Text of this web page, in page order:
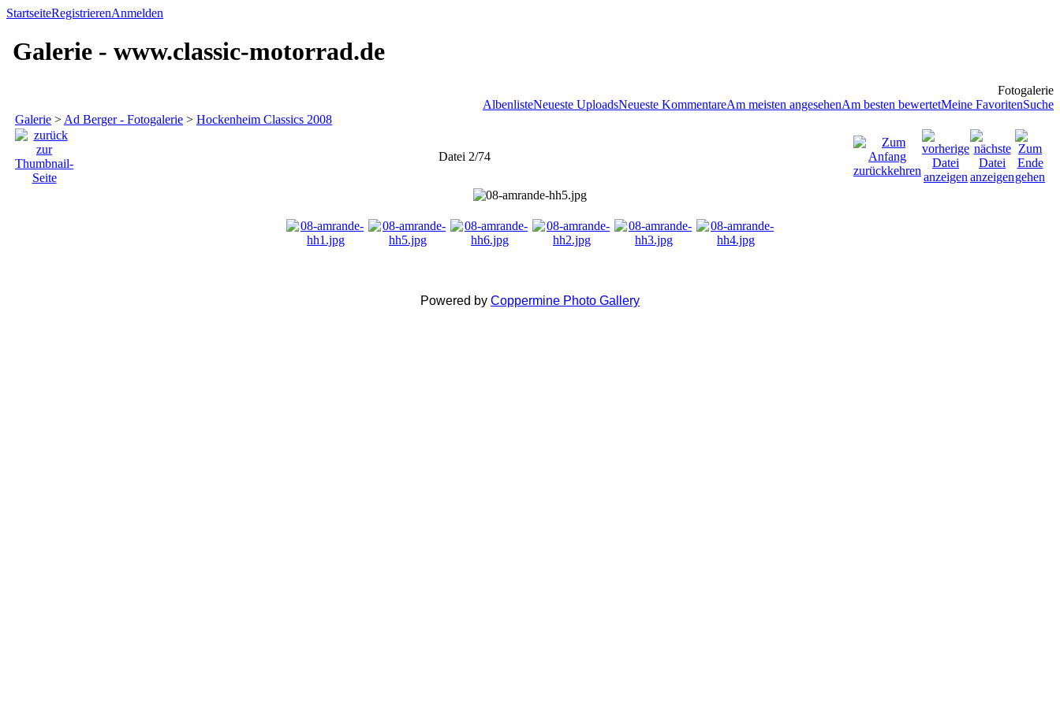
StartseiteRegistrierenAnmelden
Galerie - www.classic-motorrad.de
Fotogalerie
AlbenlisteNeueste UploadsNeueste KommentareAm meisten angesehenAm besten bewertetMeine FavoritenSuche
Galerie > Ad Berger - Fotogalerie > Hockenheim Classics 2008
Datei 2/74
Powered by Coppermine Photo Gallery